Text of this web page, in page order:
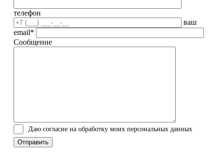
телефон
ваш
email*
Сообщение
Даю согласие на обработку моих персональных данных